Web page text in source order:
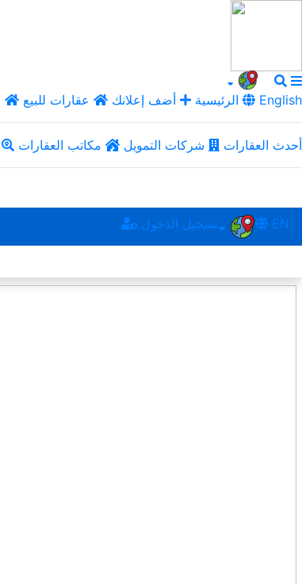
الرئيسية أضف إعلانك عقارات للبيع English
أحدث العقارات شركات التمويل مكاتب العقارات
تسجيل الدخول EN